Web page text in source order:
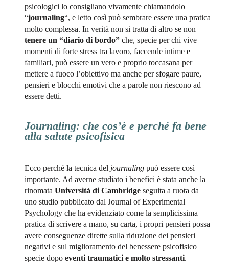
psicologici lo consigliano vivamente chiamandolo
“journaling“, e letto così può sembrare essere una pratica
molto complessa. In verità non si tratta di altro se non
tenere un “diario di bordo” che, specie per chi vive
momenti di forte stress tra lavoro, faccende intime e
familiari, può essere un vero e proprio toccasana per
mettere a fuoco l’obiettivo ma anche per sfogare paure,
pensieri e blocchi emotivi che a parole non riescono ad
essere detti.
Journaling: che cos’è e perché fa bene
alla salute psicofisica
Ecco perché la tecnica del journaling può essere così
importante. Ad averne studiato i benefici è stata anche la
rinomata Università di Cambridge seguita a ruota da
uno studio pubblicato dal Journal of Experimental
Psychology che ha evidenziato come la semplicissima
pratica di scrivere a mano, su carta, i propri pensieri possa
avere conseguenze dirette sulla riduzione dei pensieri
negativi e sul miglioramento del benessere psicofisico
specie dopo eventi traumatici e molto stressanti.